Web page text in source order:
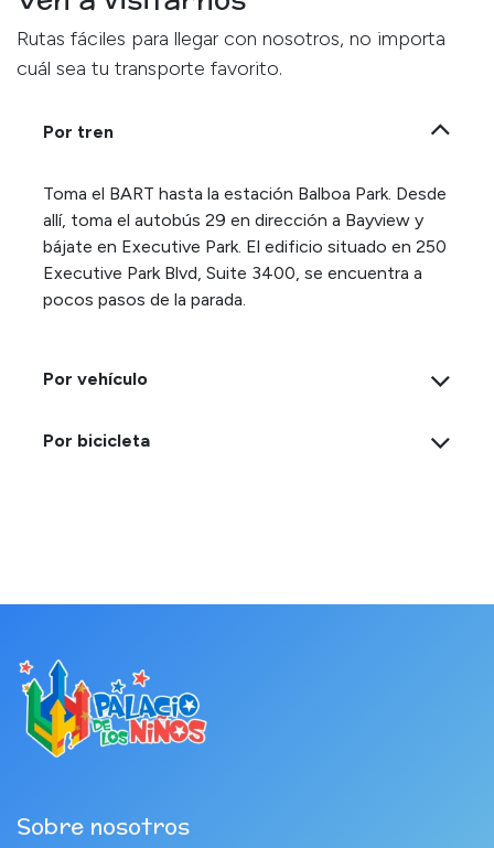
Rutas fáciles para llegar con nosotros, no importa
cuál sea tu transporte favorito.
Por tren
Toma el BART hasta la estación Balboa Park. Desde
allí, toma el autobús 29 en dirección a Bayview y
bájate en Executive Park. El edificio situado en 250
Executive Park Blvd, Suite 3400, se encuentra a
pocos pasos de la parada.
Por vehículo
Por bicicleta
Sobre nosotros